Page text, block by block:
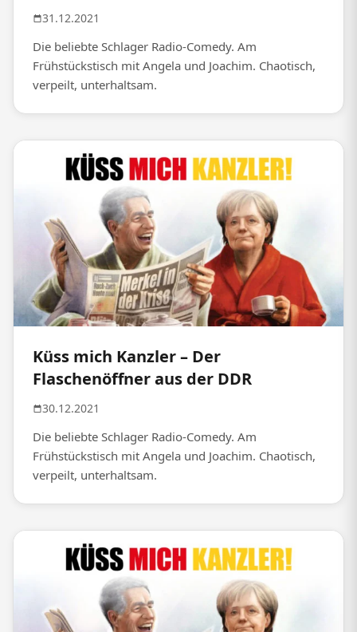
31.12.2021
Die beliebte Schlager Radio-Comedy. Am
Frühstückstisch mit Angela und Joachim. Chaotisch,
verpeilt, unterhaltsam.
Küss mich Kanzler – Der
Flaschenöffner aus der DDR
30.12.2021
Die beliebte Schlager Radio-Comedy. Am
Frühstückstisch mit Angela und Joachim. Chaotisch,
verpeilt, unterhaltsam.